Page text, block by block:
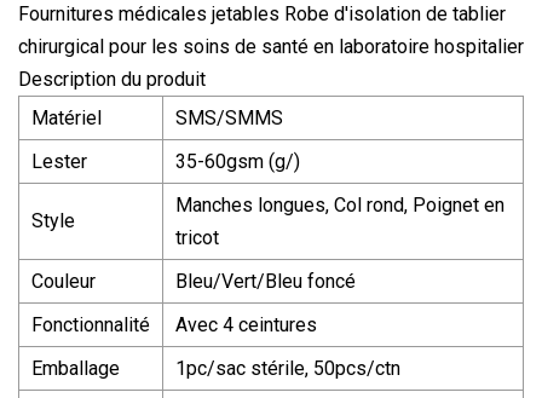
Fournitures médicales jetables Robe d'isolation de tablier
chirurgical pour les soins de santé en laboratoire hospitalier
Description du produit
Matériel
SMS/SMMS
Lester
35-60gsm (g/)
Style
Manches longues, Col rond, Poignet en
tricot
Couleur
Bleu/Vert/Bleu foncé
Fonctionnalité
Avec 4 ceintures
Emballage
1pc/sac stérile, 50pcs/ctn